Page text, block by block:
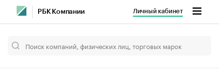
РБК Компании Личный кабинет